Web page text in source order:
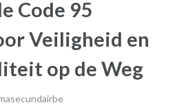
Code 95
Veiligheid en
op de Weg